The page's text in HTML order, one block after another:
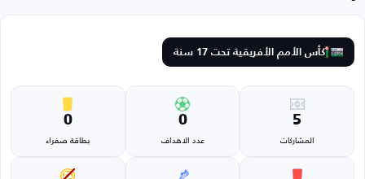
كأس الأمم الأفريقية تحت 17 سنة
5
المشاركات
0
عدد الاهداف
0
بطاقة صفراء